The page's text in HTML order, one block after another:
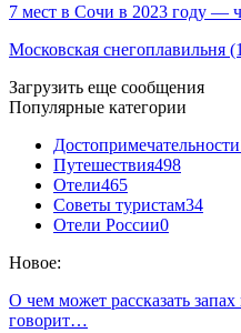
7 мест в Сочи в 2023 году —
Московская снегоплавильня
Загрузить еще сообщения
Популярные категории
Достопримечательности
Путешествия498
Отели465
Советы туристам34
Отели России0
Новое:
О чем может рассказать
говорит…